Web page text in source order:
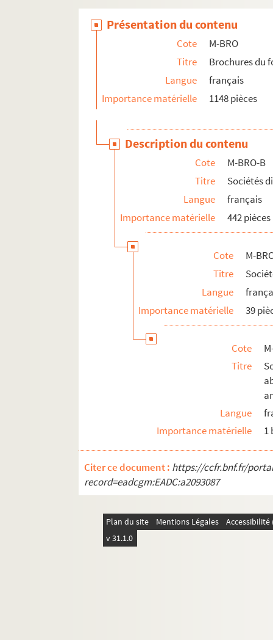
M-BRO-B-23-25. Année 1905,
M-BRO-B-23-26. Année 1906,
M-BRO-B-23-27. Sans titre
M-BRO-B-23-28. Année 1907,
M-BRO-B-23-29. Année 1908,
M-BRO-B-23-30. Année 1909,
M-BRO-B-23-32. Année 1911,
M-BRO-B-23-33. Année 1912,
M-BRO-B-23-33 bis. Année 1913,
M-BRO-B-23-34. Société de
M-BRO-B-24. Orphelinat Saint-
M-BRO-B-26. Société de charité
M-BRO-B-28. Société de Saint-
M-BRO-B-29. Société de Saint-
M-BRO-B-30. Société des sauveteurs
M-BRO-B-31. Office central lillois
M-BRO-B-33. Institution des sourds-
M-BRO-B-36. Faculté catholiques de
M-BRO-B-38. Commission
M-BRO-B-42. Chambres syndicales
M-BRO-B-43. Société artistique de
M-BRO-B-44. Institut Pasteur
M-BRO-C. Transport, médecine, social,
M-BRO-D. Société scientifiques et
M-BRO-E. Travaux municipaux et
M-BRO-V-5. Eclairage de la ville de
Présentation du contenu
Cote
M-BRO
Titre
Brochures du
Langue
français
Importance matérielle
1148 pièces
Description du contenu
Cote
M-BRO-B
Titre
Sociétés
Langue
français
Importance matérielle
442 pièces
Cote
M-
Titre
Langue
Importance matérielle
39
Cote
Titre
Langue
Importance matérielle
1
Citer ce document : https://ccfr.bnf.fr/
record=eadcgm:EADC:a2093087
Plan du site Mentions Légales
v 31.1.0